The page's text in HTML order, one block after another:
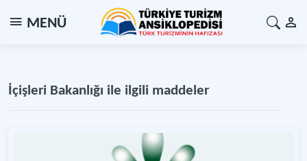
MENÜ
İçişleri Bakanlığı ile ilgili maddeler